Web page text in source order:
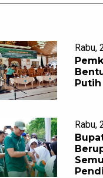
Rabu,
Putih
Rabu,